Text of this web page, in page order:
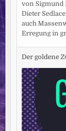
von Sigmund
Dieter
auch
Erregung in
Der goldene